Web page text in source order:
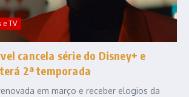
e TV
cancela série do Disney+ e
2ª temporada
em março e receber elogios da